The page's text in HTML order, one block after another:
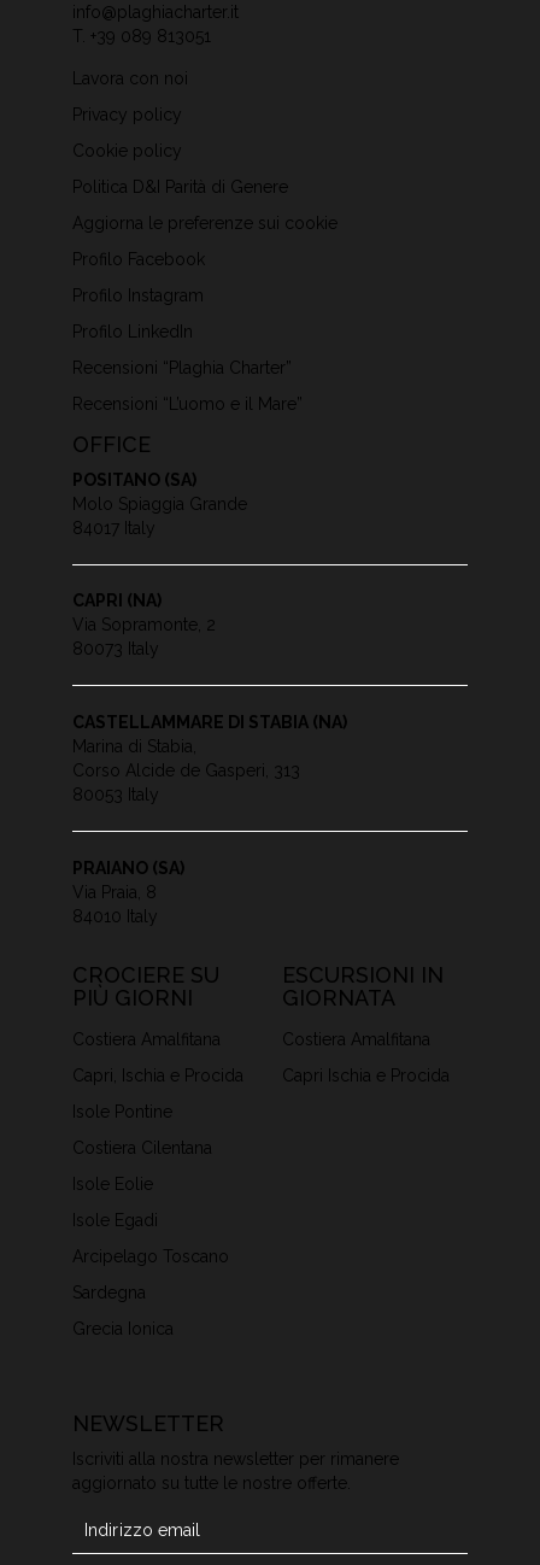
info@plaghiacharter.it
T. +39 089 813051
Lavora con noi
Privacy policy
Cookie policy
Politica D&I Parità di Genere
Aggiorna le preferenze sui cookie
Profilo Facebook
Profilo Instagram
Profilo LinkedIn
Recensioni “Plaghia Charter”
Recensioni “L’uomo e il Mare”
OFFICE
POSITANO (SA)
Molo Spiaggia Grande
84017 Italy
CAPRI (NA)
Via Sopramonte, 2
80073 Italy
CASTELLAMMARE DI STABIA (NA)
Marina di Stabia,
Corso Alcide de Gasperi, 313
80053 Italy
PRAIANO (SA)
Via Praia, 8
84010 Italy
CROCIERE SU
PIÙ GIORNI
Costiera Amalfitana
Capri, Ischia e Procida
Isole Pontine
Costiera Cilentana
Isole Eolie
Isole Egadi
Arcipelago Toscano
Sardegna
Grecia Ionica
ESCURSIONI IN
GIORNATA
Costiera Amalfitana
Capri Ischia e Procida
NEWSLETTER
Iscriviti alla nostra newsletter per rimanere
aggiornato su tutte le nostre offerte.
Newsletter